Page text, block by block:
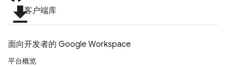
file_download客户端库
面向开发者的 Google Workspace
平台概览